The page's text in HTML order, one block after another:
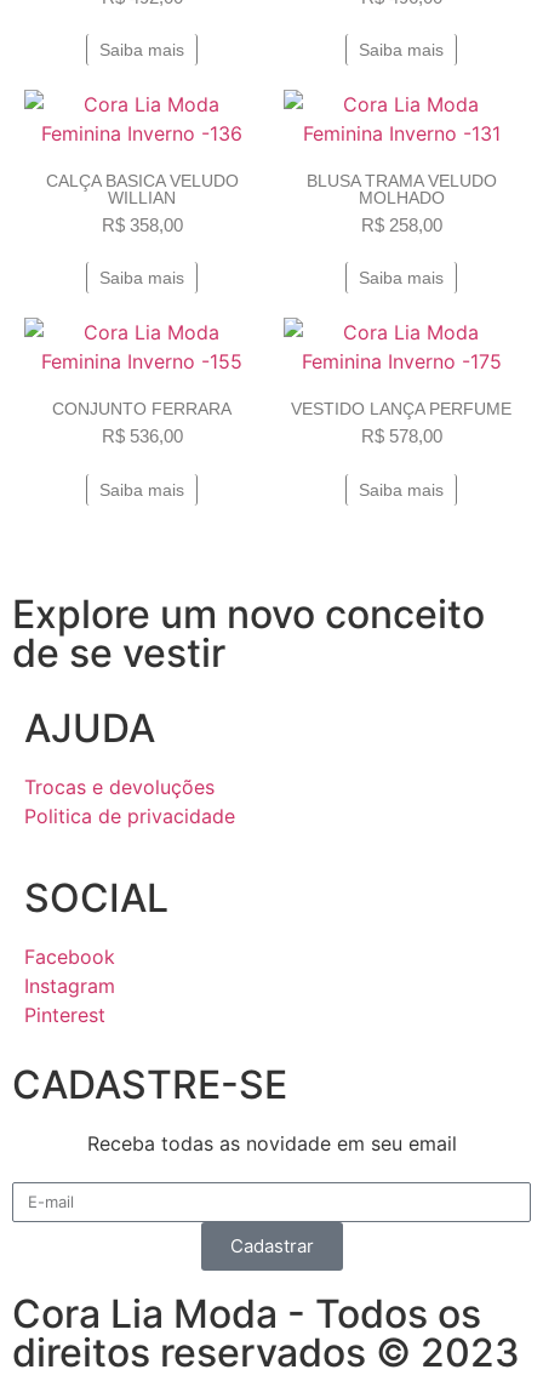
Saiba mais Saiba mais
CALÇA BASICA VELUDO
WILLIAN
R$358,00
Saiba mais
BLUSA TRAMA VELUDO
MOLHADO
R$258,00
Saiba mais
CONJUNTO FERRARA
R$536,00
Saiba mais
VESTIDO LANÇA PERFUME
R$578,00
Saiba mais
Explore um novo conceito
de se vestir
AJUDA
Trocas e devoluções
Politica de privacidade
SOCIAL
Facebook
Instagram
Pinterest
CADASTRE-SE
Receba todas as novidade em seu email
Cadastrar
Cora Lia Moda - Todos os
direitos reservados © 2023